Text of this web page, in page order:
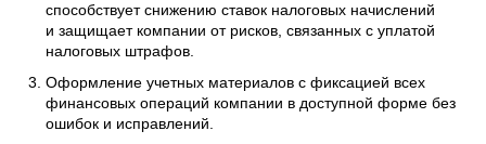
способствует снижению ставок налоговых начислений
и защищает компании от рисков, связанных с уплатой
налоговых штрафов.
Оформление учетных материалов с фиксацией всех
финансовых операций компании в доступной форме без
ошибок и исправлений.